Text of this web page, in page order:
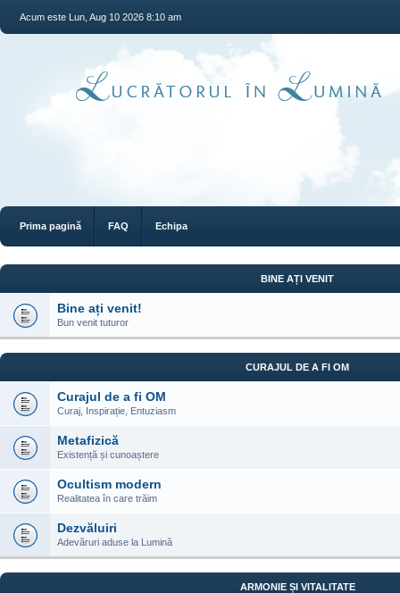
Acum este Lun, Aug 10 2026 8:10 am
Prima pagină FAQ Echipa
BINE AȚI VENIT
Bine ați venit!
Bun venit tuturor
CURAJUL DE A FI OM
Curajul de a fi OM
Curaj, Inspirație, Entuziasm
Metafizică
Existență și cunoaștere
Ocultism modern
Realitatea în care trăim
Dezvăluiri
Adevăruri aduse la Lumină
ARMONIE ȘI VITALITATE